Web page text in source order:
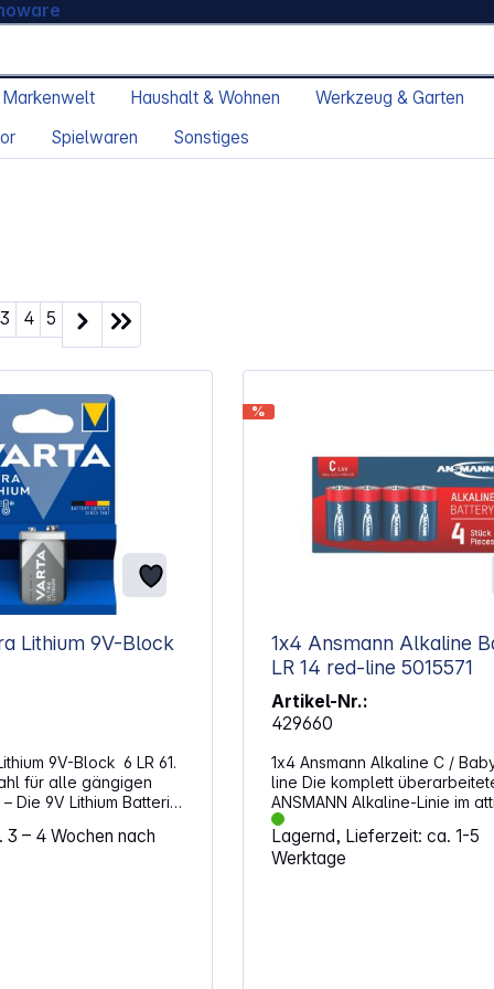
Haushalt & Wohnen Werkzeug & Garten
Spielwaren Sonstiges
Seite
3 Seite
4 Seite
5
Lithium 9V-Block
9V-Block 6 LR 61.
für alle gängigen
Die 9V Lithium Batterie
Blei oder
hat einen speziellen
Hält bis zu
– 4 Wochen nach
%
1x4 Ansmann Alkaline
LR 14 red-line 5015571
Artikel-Nr.:
429660
1x4 Ansmann Alkaline C /
line Die komplett
ANSMANN Alkaline-Linie im
Design ist die ideale
bei Dauerbelastung im
Niedrigstrombereich. Für
Lagernd, Lieferzeit: ca. 1-5
Werktage